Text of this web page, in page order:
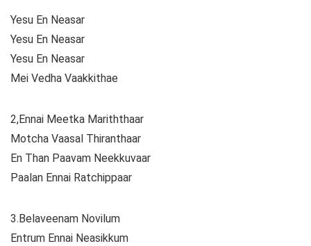
Yesu En Neasar
Yesu En Neasar
Yesu En Neasar
Mei Vedha Vaakkithae
2,Ennai Meetka Mariththaar
Motcha Vaasal Thiranthaar
En Than Paavam Neekkuvaar
Paalan Ennai Ratchippaar
3.Belaveenam Novilum
Entrum Ennai Neasikkum